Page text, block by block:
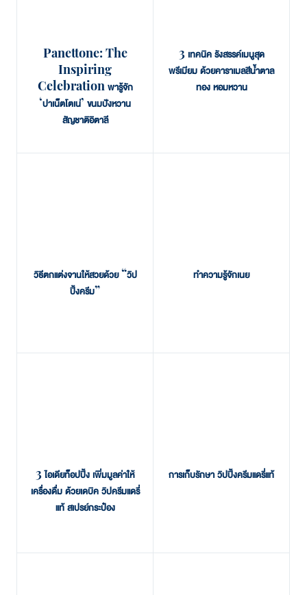
Panettone: The
Inspiring
Celebration พารู้จัก
‘ปาเน็ตโตเน่’ ขนมปังหวาน
สัญชาติอิตาลี
3 เทคนิค รังสรรค์เมนูสุด
พรีเมียม ด้วยคาราเมลสีน้ำตาล
ทอง หอมหวาน
วิธีตกแต่งจานให้สวยด้วย “วิป
ปิ้งครีม”
ทำความรู้จักเนย
3 ไอเดียท็อปปิ้ง เพิ่มมูลค่าให้
เครื่องดื่ม ด้วยเดบิค วิปครีมแดรี่
แท้ สเปรย์กระป๋อง
การเก็บรักษา วิปปิ้งครีมแดรี่แท้